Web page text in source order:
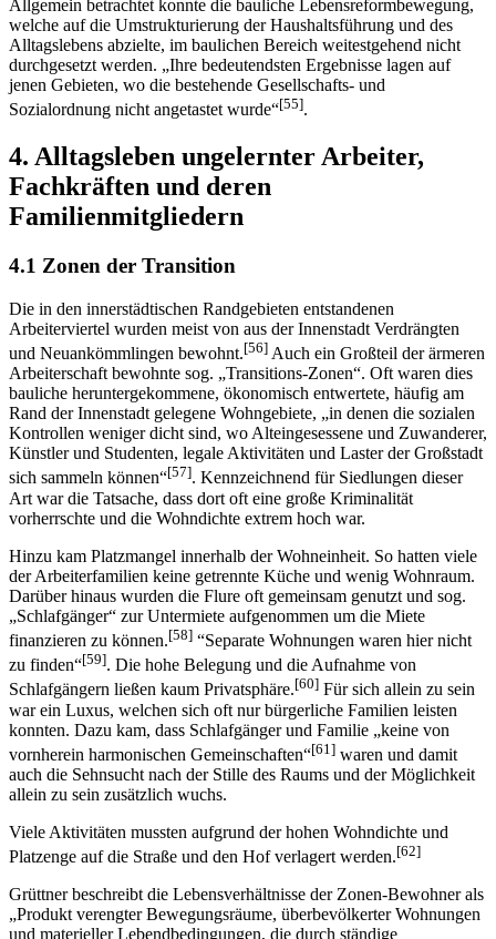
Allgemein betrachtet konnte die bauliche Lebensreformbewegung,
welche auf die Umstrukturierung der Haushaltsführung und des
Alltagslebens abzielte, im baulichen Bereich weitestgehend nicht
durchgesetzt werden. „Ihre bedeutendsten Ergebnisse lagen auf
jenen Gebieten, wo die bestehende Gesellschafts- und
Sozialordnung nicht angetastet wurde“[55].
4. Alltagsleben ungelernter Arbeiter,
Fachkräften und deren
Familienmitgliedern
4.1 Zonen der Transition
Die in den innerstädtischen Randgebieten entstandenen
Arbeiterviertel wurden meist von aus der Innenstadt Verdrängten
und Neuankömmlingen bewohnt.[56] Auch ein Großteil der ärmeren
Arbeiterschaft bewohnte sog. „Transitions-Zonen“. Oft waren dies
bauliche heruntergekommene, ökonomisch entwertete, häufig am
Rand der Innenstadt gelegene Wohngebiete, „in denen die sozialen
Kontrollen weniger dicht sind, wo Alteingesessene und Zuwanderer,
Künstler und Studenten, legale Aktivitäten und Laster der Großstadt
sich sammeln können“[57]. Kennzeichnend für Siedlungen dieser
Art war die Tatsache, dass dort oft eine große Kriminalität
vorherrschte und die Wohndichte extrem hoch war.
Hinzu kam Platzmangel innerhalb der Wohneinheit. So hatten viele
der Arbeiterfamilien keine getrennte Küche und wenig Wohnraum.
Darüber hinaus wurden die Flure oft gemeinsam genutzt und sog.
„Schlafgänger“ zur Untermiete aufgenommen um die Miete
finanzieren zu können.[58] “Separate Wohnungen waren hier nicht
zu finden“[59]. Die hohe Belegung und die Aufnahme von
Schlafgängern ließen kaum Privatsphäre.[60] Für sich allein zu sein
war ein Luxus, welchen sich oft nur bürgerliche Familien leisten
konnten. Dazu kam, dass Schlafgänger und Familie „keine von
vornherein harmonischen Gemeinschaften“[61] waren und damit
auch die Sehnsucht nach der Stille des Raums und der Möglichkeit
allein zu sein zusätzlich wuchs.
Viele Aktivitäten mussten aufgrund der hohen Wohndichte und
Platzenge auf die Straße und den Hof verlagert werden.[62]
Grüttner beschreibt die Lebensverhältnisse der Zonen-Bewohner als
„Produkt verengter Bewegungsräume, überbevölkerter Wohnungen
und materieller Lebendbedingungen, die durch ständige